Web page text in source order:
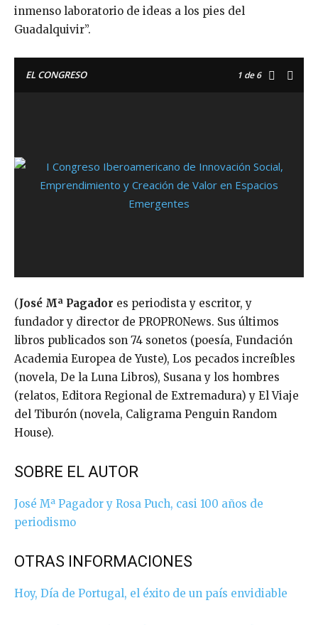
inmenso laboratorio de ideas a los pies del
Guadalquivir”.
EL CONGRESO 1 de 6
(José Mª Pagador es periodista y escritor, y
fundador y director de PROPRONews. Sus últimos
libros publicados son 74 sonetos (poesía, Fundación
Academia Europea de Yuste), Los pecados increíbles
(novela, De la Luna Libros), Susana y los hombres
(relatos, Editora Regional de Extremadura) y El Viaje
del Tiburón (novela, Caligrama Penguin Random
House).
SOBRE EL AUTOR
José Mª Pagador y Rosa Puch, casi 100 años de
periodismo
OTRAS INFORMACIONES
Hoy, Día de Portugal, el éxito de un país envidiable